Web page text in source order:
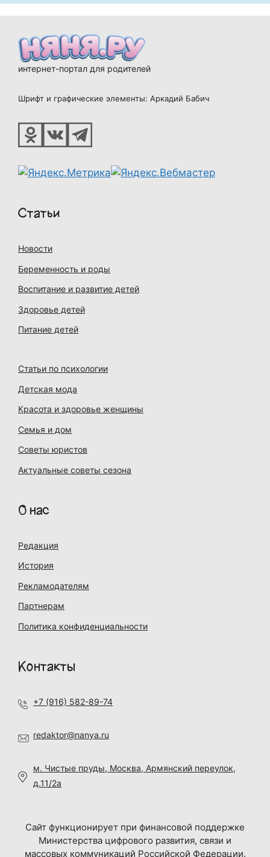
интернет-портал для родителей
Шрифт и графические элементы: Аркадий Бабич
Статьи
Новости
Беременность и роды
Воспитание и развитие детей
Здоровье детей
Питание детей
Статьи по психологии
Детская мода
Красота и здоровье женщины
Семья и дом
Советы юристов
Актуальные советы сезона
О нас
Редакция
История
Рекламодателям
Партнерам
Политика конфиденциальности
Контакты
+7 (916) 582-89-74
redaktor@nanya.ru
м. Чистые пруды, Москва, Армянский переулок,
д.11/2а
Сайт функционирует при финансовой поддержке
Министерства цифрового развития, связи и
массовых коммуникаций Российской Федерации.